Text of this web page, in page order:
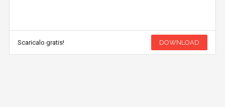
Scaricalo gratis! DOWNLOAD